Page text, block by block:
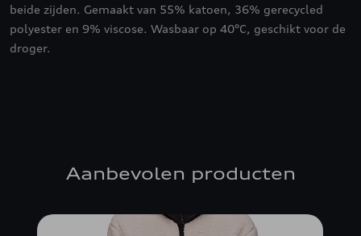
beide zijden. Gemaakt van 55% katoen, 36% gerecycled
polyester en 9% viscose. Wasbaar op 40°C, geschikt voor de
droger.
Aanbevolen producten